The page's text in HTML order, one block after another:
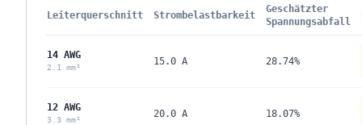
Leiterquerschnitt Strombelastbarkeit
Geschätzter
Spannungsabfall
14 AWG
2.1 mm²
15.0 A 28.74%
12 AWG
3.3 mm²
20.0 A 18.07%